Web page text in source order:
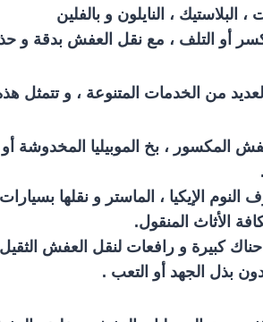
، النايلون و بالفلين
أو التلف ، مع نقل العفش بدقة و
من الخدمات المتنوعة ، و تتمثل
المكسور ، بخ الموبيليا المخدوشة
الإيكيا ، الماستر و نقلها بسيارات
الأثاث المنقول.
كبيرة و رافعات لنقل العفش الثقيل
بذل الجهد أو التعب .